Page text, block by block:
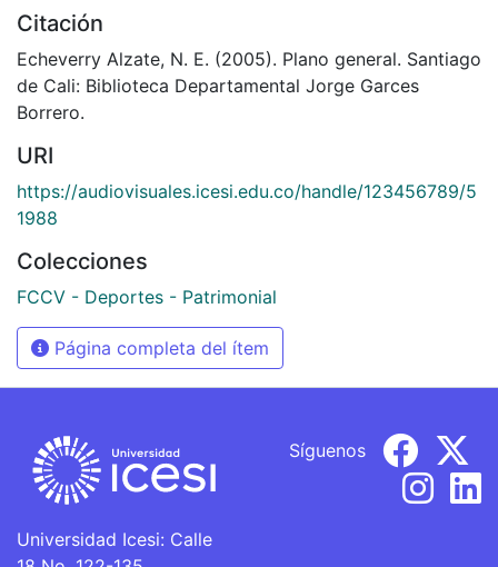
Citación
Echeverry Alzate, N. E. (2005). Plano general. Santiago
de Cali: Biblioteca Departamental Jorge Garces
Borrero.
URI
https://audiovisuales.icesi.edu.co/handle/123456789/5
1988
Colecciones
FCCV - Deportes - Patrimonial
Página completa del ítem
Universidad Icesi: Calle
Síguenos